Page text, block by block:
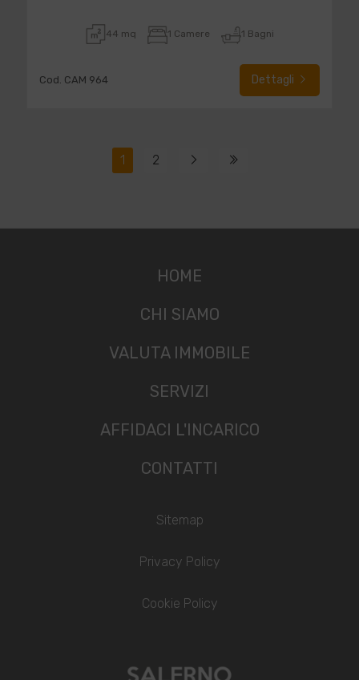
44 mq 1 Camere 1 Bagni
Cod. CAM 964 Dettagli
1 2
HOME
CHI SIAMO
VALUTA IMMOBILE
SERVIZI
AFFIDACI L'INCARICO
CONTATTI
Sitemap
Privacy Policy
Cookie Policy